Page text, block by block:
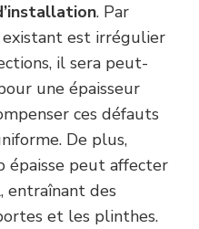
. Par
est irrégulier
il sera peut-
une épaisseur
ces défauts
De plus,
épaisse peut affecter
des
et les plinthes.